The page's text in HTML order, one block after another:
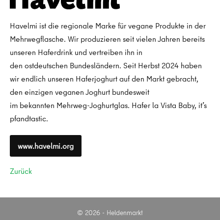
Havelmi ist die regionale Marke für vegane Produkte in der
Mehrwegflasche. Wir produzieren seit vielen Jahren bereits
unseren Haferdrink und vertreiben ihn in
den ostdeutschen Bundesländern. Seit Herbst 2024 haben
wir endlich unseren Haferjoghurt auf den Markt gebracht,
den einzigen veganen Joghurt bundesweit
im bekannten Mehrweg-Joghurtglas. Hafer la Vista Baby, it’s
pfandtastic.
www.havelmi.org
Zurück
© 2026 - Heldenmarkt